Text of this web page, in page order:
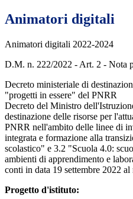
Animatori digitali
Animatori digitali 2022-2024
D.M. n. 222/2022 - Art. 2 - Nota
Decreto ministeriale di
"progetti in essere" del PNRR
Decreto del Ministro
destinazione delle risorse per
PNRR nell'ambito delle linee di
integrata e formazione alla
scolastico" e 3.2 "Scuola 4.0:
ambienti di apprendimento e
conti in data 19 settembre 2022 al
Progetto d'istituto: